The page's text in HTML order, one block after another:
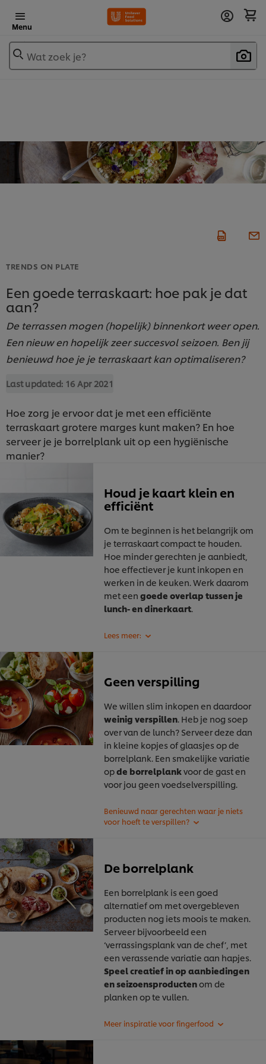
Menu
Wat zoek je?
TRENDS ON PLATE
Een goede terraskaart: hoe pak je dat
aan?
De terrassen mogen (hopelijk) binnenkort weer open.
Een nieuw en hopelijk zeer succesvol seizoen. Ben jij
benieuwd hoe je je terraskaart kan optimaliseren?​
Last updated: 16 Apr 2021
Hoe zorg je ervoor dat je met een efficiënte
terraskaart grotere marges kunt maken? En hoe
serveer je je borrelplank uit op een hygiënische
manier?
Houd je kaart klein en
efficiënt
Om te beginnen is het belangrijk om
je terraskaart compact te houden.
Hoe minder gerechten je aanbiedt,
hoe effectiever je kunt inkopen en
werken in de keuken. Werk daarom
met een goede overlap tussen je
lunch- en dinerkaart.
Geen verspilling
We willen slim inkopen en daardoor
weinig verspillen. Heb je nog soep
over van de lunch? Serveer deze dan
in kleine kopjes of glaasjes op de
borrelplank. Een smakelijke variatie
opde borrelplankvoor de gast en
voor jou geen voedselverspilling.
De borrelplank
Een borrelplank is een goed
alternatief om met overgebleven
producten nog iets moois te maken.
Serveer bijvoorbeeld een
‘verrassingsplank van de chef’, met
een verassende variatie aan hapjes.
Speel creatief in op aanbiedingen
en seizoensproductenom de
planken op te vullen.